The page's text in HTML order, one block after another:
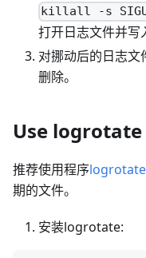
killall -s
打开日志文件并写
对挪动后的日志
删除。
Use logrotate
推荐使用程序logrotate
期的文件。
安装logrotate: